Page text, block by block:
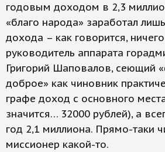
годовым доходом в 2,3
«благо народа» заработал
дохода – как говорится,
руководитель аппарата
Григорий Шаповалов, сеющий
доброе» как чиновник
графе доход с основного
значится… 32000 рублей), а
год 2,1 миллиона. Прямо-таки
миссионер какой-то.